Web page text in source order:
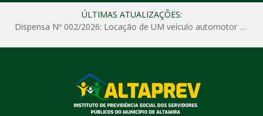
ÚLTIMAS ATUALIZAÇÕES:
Dispensa Nº 002/2026: Locação de UM veículo automotor sem motorista, tipo passeio, com seguro total e quilometragem livre, para atender as demandas operacionais e administrativas do Instituto de Previdência Social dos Servidores Públicos do Município de Altamira – PA – ALTAPREV.